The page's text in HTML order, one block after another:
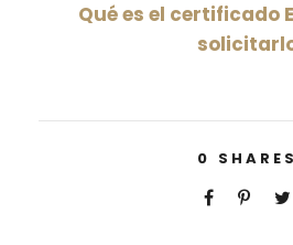
Qué es el certificado
0 SHARES